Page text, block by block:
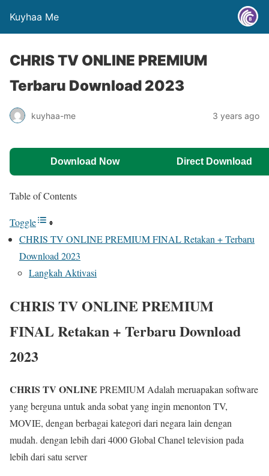
Kuyhaa Me
CHRIS TV ONLINE PREMIUM
Terbaru Download 2023
kuyhaa-me 3 years ago
Download Now Direct Download
Table of Contents
Toggle
CHRIS TV ONLINE PREMIUM FINAL Retakan + Terbaru
Download 2023
Langkah Aktivasi
CHRIS TV ONLINE PREMIUM
FINAL Retakan + Terbaru Download
2023
CHRIS TV ONLINE PREMIUM Adalah meruapakan software
yang berguna untuk anda sobat yang ingin menonton TV,
MOVIE, dengan berbagai kategori dari negara lain dengan
mudah. dengan lebih dari 4000 Global Chanel television pada
lebih dari satu server